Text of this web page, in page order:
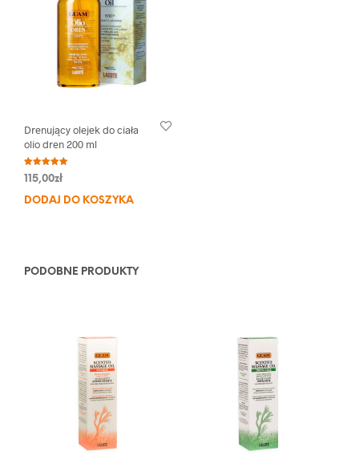
Drenujący olejek do ciała
olio dren 200 ml
Oceniono
5.00
115,00zł
DODAJ DO KOSZYKA
PODOBNE PRODUKTY